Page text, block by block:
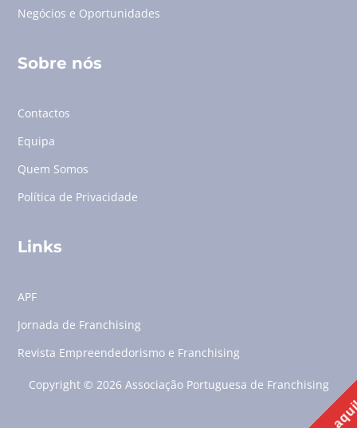
Negócios e Oportunidades
Sobre nós
Contactos
Equipa
Quem Somos
Política de Privacidade
Links
APF
Jornada de Franchising
Revista Empreendedorismo e Franchising
Copyright © 2026 Associação Portuguesa de Franchising